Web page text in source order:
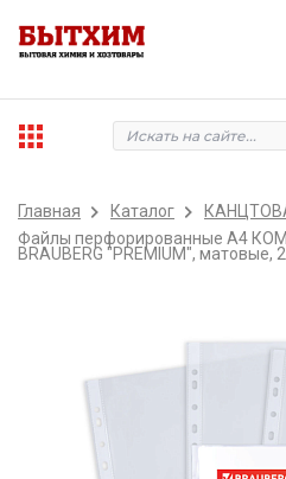
Главная Каталог
Файлы перфорированные А4
BRAUBERG "PREMIUM", матовые,